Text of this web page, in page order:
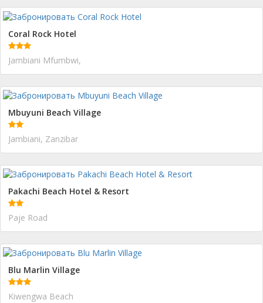
Coral Rock Hotel
Jambiani Mfumbwi,
Mbuyuni Beach Village
Jambiani, Zanzibar
Pakachi Beach Hotel & Resort
Paje Road
Blu Marlin Village
Kiwengwa Beach